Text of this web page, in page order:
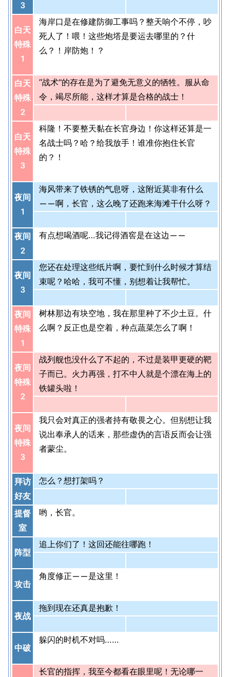
3
白天
特殊
1
海岸口是在修建防御工事吗？整天响个不停，吵
死人了！喂！这些炮塔是要运去哪里的？什
么？！岸防炮！？
白天
特殊
2
“战术”的存在是为了避免无意义的牺牲。服从命
令，竭尽所能，这样才算是合格的战士！
白天
特殊
3
科隆！不要整天黏在长官身边！你这样还算是一
名战士吗？哈？给我放手！谁准你抱住长官
的？！
夜间
1
海风带来了铁锈的气息呀，这附近莫非有什么
——啊，长官，这么晚了还跑来海滩干什么呀？
夜间
2
有点想喝酒呢…我记得酒窖是在这边——
夜间
3
您还在处理这些纸片啊，要忙到什么时候才算结
束呢？哈哈，我可不懂，别想着让我帮忙。
夜间
特殊
1
树林那边有块空地，我在那里种了不少土豆。什
么啊？反正也是空着，种点蔬菜怎么了啊！
夜间
特殊
2
战列舰也没什么了不起的，不过是装甲更硬的靶
子而已。火力再强，打不中人就是个漂在海上的
铁罐头啦！
夜间
特殊
3
我只会对真正的强者持有敬畏之心。但别想让我
说出奉承人的话来，那些虚伪的言语反而会让强
者蒙尘。
拜访
好友
怎么？想打架吗？
提督
室
哟，长官。
阵型
追上你们了！这回还能往哪跑！
攻击
角度修正——是这里！
夜战
拖到现在还真是抱歉！
中破
躲闪的时机不对吗……
长官的指挥，我至今都看在眼里呢！无论哪一